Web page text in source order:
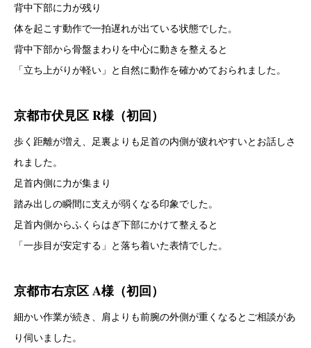
背中下部に力が残り
体を起こす動作で一拍遅れが出ている状態でした。
背中下部から骨盤まわりを中心に動きを整えると
「立ち上がりが軽い」と自然に動作を確かめておられました。
京都市伏見区 R様（初回）
歩く距離が増え、足裏よりも足首の内側が疲れやすいとお話しさ
れました。
足首内側に力が集まり
踏み出しの瞬間に支えが弱くなる印象でした。
足首内側からふくらはぎ下部にかけて整えると
「一歩目が安定する」と落ち着いた表情でした。
京都市右京区 A様（初回）
細かい作業が続き、肩よりも前腕の外側が重くなるとご相談があ
り伺いました。